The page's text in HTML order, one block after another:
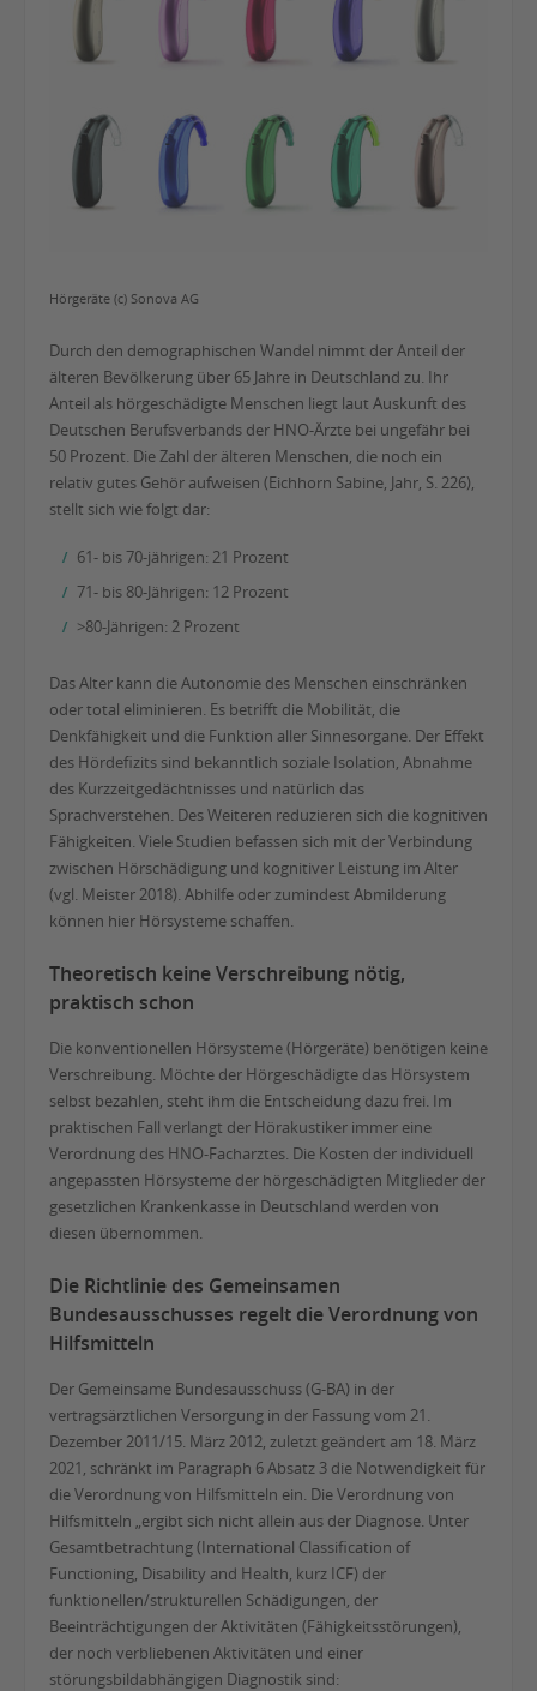
Hörgeräte (c) Sonova AG
Durch den demographischen Wandel nimmt der Anteil der
älteren Bevölkerung über 65 Jahre in Deutschland zu. Ihr
Anteil als hörgeschädigte Menschen liegt laut Auskunft des
Deutschen Berufsverbands der HNO-Ärzte bei ungefähr bei
50 Prozent. Die Zahl der älteren Menschen, die noch ein
relativ gutes Gehör aufweisen (Eichhorn Sabine, Jahr, S. 226),
stellt sich wie folgt dar:
61- bis 70-jährigen: 21 Prozent
71- bis 80-Jährigen: 12 Prozent
>80-Jährigen: 2 Prozent
Das Alter kann die Autonomie des Menschen einschränken
oder total eliminieren. Es betrifft die Mobilität, die
Denkfähigkeit und die Funktion aller Sinnesorgane. Der Effekt
des Hördefizits sind bekanntlich soziale Isolation, Abnahme
des Kurzzeitgedächtnisses und natürlich das
Sprachverstehen. Des Weiteren reduzieren sich die kognitiven
Fähigkeiten. Viele Studien befassen sich mit der Verbindung
zwischen Hörschädigung und kognitiver Leistung im Alter
(vgl. Meister 2018). Abhilfe oder zumindest Abmilderung
können hier Hörsysteme schaffen.
Theoretisch keine Verschreibung nötig,
praktisch schon
Die konventionellen Hörsysteme (Hörgeräte) benötigen keine
Verschreibung. Möchte der Hörgeschädigte das Hörsystem
selbst bezahlen, steht ihm die Entscheidung dazu frei. Im
praktischen Fall verlangt der Hörakustiker immer eine
Verordnung des HNO-Facharztes. Die Kosten der individuell
angepassten Hörsysteme der hörgeschädigten Mitglieder der
gesetzlichen Krankenkasse in Deutschland werden von
diesen übernommen.
Die Richtlinie des Gemeinsamen
Bundesausschusses regelt die Verordnung von
Hilfsmitteln
Der Gemeinsame Bundesausschuss (G-BA) in der
vertragsärztlichen Versorgung in der Fassung vom 21.
Dezember 2011/15. März 2012, zuletzt geändert am 18. März
2021, schränkt im Paragraph 6 Absatz 3 die Notwendigkeit für
die Verordnung von Hilfsmitteln ein. Die Verordnung von
Hilfsmitteln „ergibt sich nicht allein aus der Diagnose. Unter
Gesamtbetrachtung (International Classification of
Functioning, Disability and Health, kurz ICF) der
funktionellen/strukturellen Schädigungen, der
Beeinträchtigungen der Aktivitäten (Fähigkeitsstörungen),
der noch verbliebenen Aktivitäten und einer
störungsbildabhängigen Diagnostik sind: